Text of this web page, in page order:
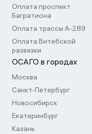
Оплата проспект
Багратиона
Оплата трассы А-289
Оплата Витебской
развязки
ОСАГО в городах
Москва
Санкт-Петербург
Новосибирск
Екатеринбург
Казань